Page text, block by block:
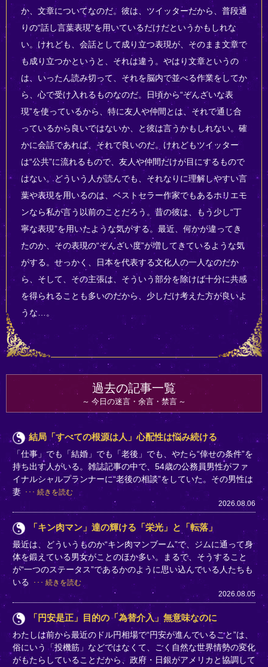
か、文章についてなのだ。彼は、ツイッターだから、普段通
りの“話し言葉表現”を用いているだけだというかもしれな
い。けれども、会話として成り立つ表現が、そのまま文章で
も成り立つかというと、それは違う。やはり文章というの
は、いったん読み切って、それを脳内で並べる作業をしてか
ら、心で受け入れるものなのだ。日頃から“ぞんざいな表
現”を使っているから、特に友人や仲間とは、それで通じ合
っているから良いではないか、と彼は言うかもしれない。確
かに会話であれば、それで良いのだ。けれどもツイッター
は“公共”に流れるもので、友人や仲間だけが目にするもので
はない。どういう人が読んでも、それなりに理解しやすい言
葉や表現を用いるのは、ベストセラー作家でもあるホリエモ
ンなら私が言う以前のことだろう。昔の彼は、もう少し“丁
寧な表現”を用いたような気がする。最近、何かが違ってき
たのか、その表現の“ぞんざい度”が増してきているような気
がする。せっかく、日本を代表する文化人の一人なのだか
ら、そして、その主張は、そういう部分を除けば十分に共感
を得られることも多いのだから、少しだけ考えた方が良いよ
うな…。
過去の記事一覧
今日の迷言・余言・禁言
結局「すべての根源は人」心配性は悩み続ける
「仕事」でも「結婚」でも「老後」でも、やたら“倖せの条件”を
持ち出す人がいる。雑誌記事の中で、54歳の公務員男性がファ
イナルシャルプランナーに“老後の相談”をしていた。その男性は
妻
続きを読む
2026.08.06
「キン肉マン」達の輝ける「栄光」と「転落」
最近は、どういうものか“キン肉マンブーム”で、ジムに通って身
体を鍛えている男女がことのほか多い。まるで、そうすること
が“一つのステータス”であるかのように思い込んでいる人たちも
いる
続きを読む
2026.08.05
「円安是正」目的の「為替介入」無意味なのに
わたしは前から最近のドル円相場で“円安が進んでいること”は、
俗にいう「投機筋」などではなくて、ごく自然な世界情勢の変化
がもたらしていることだから、政府・日銀がアメリカと協調して